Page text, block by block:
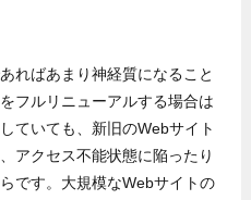
ればあまり神経質になること
フルリニューアルする場合は
ていても、新旧のWebサイト
アクセス不能状態に陥ったり
です。大規模なWebサイトの